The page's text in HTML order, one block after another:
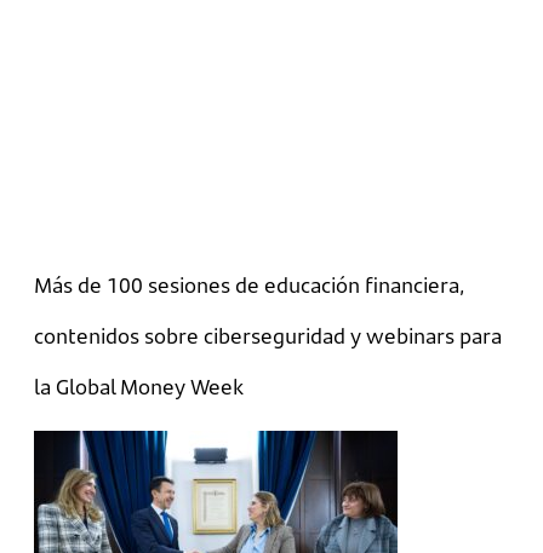
Más de 100 sesiones de educación financiera,
contenidos sobre ciberseguridad y webinars para
la Global Money Week